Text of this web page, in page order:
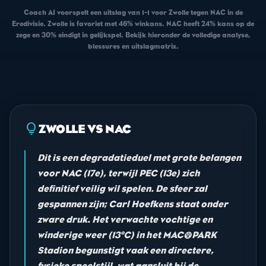
Coach AI voorspelt een uitslag van 1-1 voor Zwolle tegen NAC in de
Eredivisie. Zwolle is favoriet met 46% winkans. NAC heeft 24% kans op de
zege en 30% eindigt in gelijkspel. Bekijk hieronder de volledige analyse,
blessures en uitslagmatrix.
lightbulb ZWOLLE VS NAC
Dit is een degradatieduel met grote belangen
voor NAC (17e), terwijl PEC (13e) zich
definitief veilig wil spelen. De sfeer zal
gespannen zijn; Carl Hoefkens staat onder
zware druk. Het verwachte vochtige en
winderige weer (13°C) in het MAC³PARK
Stadion begunstigt vaak een directere,